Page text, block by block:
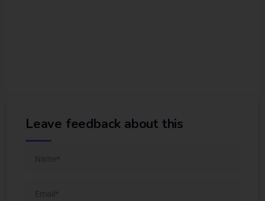
Leave feedback about this